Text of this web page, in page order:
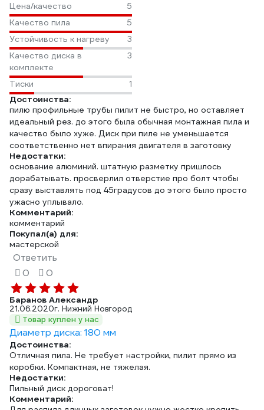
Цена/качество
5
Качество пила
5
Устойчивость к нагреву
3
Качество диска в
комплекте
3
Тиски
1
Достоинства:
пилю профильные трубы пилит не быстро, но оставляет
идеальный рез. до этого была обычная монтажная пила и
качество было хуже. Диск при пиле не уменьшается
соответственно нет впирания двигателя в заготовку
Недостатки:
основание алюминий. штатную разметку пришлось
дорабатывать. просверлил отверстие про болт чтобы
сразу выставлять под 45градусов до этого было просто
ужасно уплывало.
Комментарий:
комментарий
Покупал(а) для:
мастерской
Ответить
0
0
Баранов Александр
21.06.2020г. Нижний Новгород
Товар куплен у нас
Диаметр диска: 180 мм
Достоинства:
Отличная пила. Не требует настройки, пилит прямо из
коробки. Компактная, не тяжелая.
Недостатки:
Пильный диск дороговат!
Комментарий: